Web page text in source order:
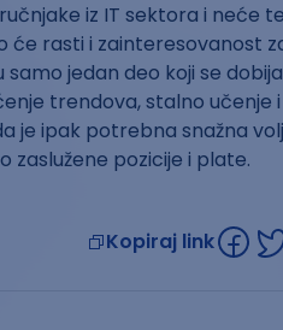
iz IT sektora i neće
će rasti i zainteresovanost
jedan deo koji se dobija
trendova, stalno učenje i
je ipak potrebna snažna
zaslužene pozicije i plate.
Kopiraj link